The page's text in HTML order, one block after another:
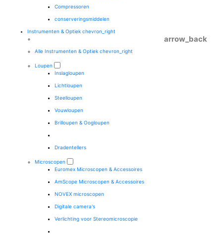
Compressoren
conserveringsmiddelen
Instrumenten & Optiek chevron_right
arrow_back
Alle Instrumenten & Optiek chevron_right
Loupen
Inslagloupen
Lichtloupen
Steelloupen
Vouwloupen
Brilloupen & Oogloupen
Dradentellers
Microscopen
Euromex Microscopen & Accessoires
AmScope Microscopen & Accessoires
NOVEX microscopen
Digitale camera's
Verlichting voor Stereomicroscopie